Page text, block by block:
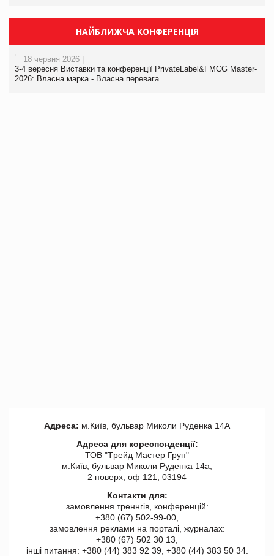
НАЙБЛИЖЧА КОНФЕРЕНЦІЯ
18 червня 2026 |
3-4 вересня Виставки та конференції PrivateLabel&FMCG Master-
2026: Власна марка - Власна перевага
Адреса: м.Київ, бульвар Миколи Руденка 14А
Адреса для кореспонденції:
ТОВ "Tрейд Мастер Груп"
м.Київ, бульвар Миколи Руденка 14а,
2 поверх, оф 121, 03194
Контакти для:
замовлення треннгів, конференцій:
+380 (67) 502-99-00,
замовлення реклами на порталі, журналах:
+380 (67) 502 30 13,
інші питання: +380 (44) 383 92 39, +380 (44) 383 50 34.